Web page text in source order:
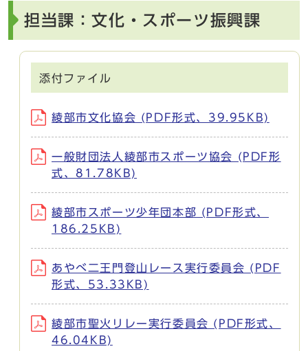
担当課：文化・スポーツ振興課
添付ファイル
綾部市文化協会 (PDF形式、39.95KB)
一般財団法人綾部市スポーツ協会 (PDF形
式、81.78KB)
綾部市スポーツ少年団本部 (PDF形式、
186.25KB)
あやべ二王門登山レース実行委員会 (PDF
形式、53.33KB)
綾部市聖火リレー実行委員会 (PDF形式、
46.04KB)